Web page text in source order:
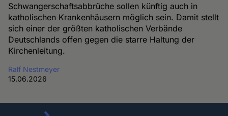
Schwangerschaftsabbrüche sollen künftig auch in
katholischen Krankenhäusern möglich sein. Damit stellt
sich einer der größten katholischen Verbände
Deutschlands offen gegen die starre Haltung der
Kirchenleitung.
Ralf Nestmeyer
15.06.2026